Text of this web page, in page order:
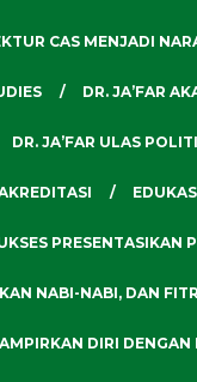
CAS MENJADI
DR. JA’FAR
DR. JA’FAR ULAS
PRESENTASIKAN
NABI-NABI, DAN
DIRI DENGAN